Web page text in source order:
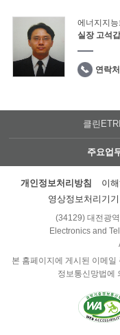
에너지지능
실장 고석갑
연락처
클린ETRI
주요업
개인정보처리방침 이
영상정보처리기
(34129) 대전광
Electronics and
본 홈페이지에 게시된 이메일
정보통신망법에